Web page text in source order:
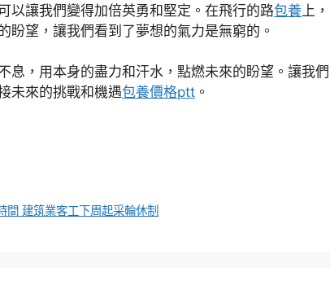
以讓我們變得加倍英勇和堅定。在飛行的路包養 上，
望，讓我們看到了夢想的氣力是無窮的。
息，用本身的盡力和汗水，點燃未來的盼望。讓我們
未來的挑戰和機遇包養價格ptt 。
間 建筑業客工下周起采輪休制